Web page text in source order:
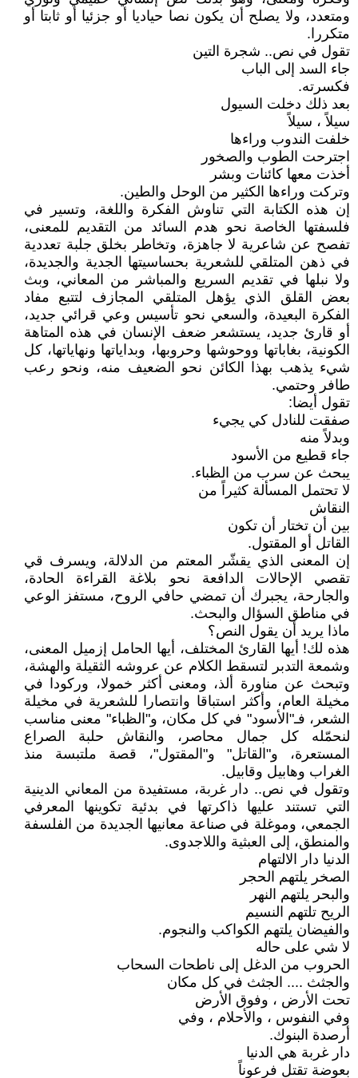
ومتعدد، ولا يصلح أن يكون نصا حياديا أو جزئيا أو ثابتا أو
متكررا.
تقول في نص.. شجرة التين
جاء السد إلى الباب
فكسرته.
بعد ذلك دخلت السيول
سيلاً ، سيلاً
خلفت الندوب وراءها
اجترحت الطوب والصخور
أخذت معها كائنات وبشر
وتركت وراءها الكثير من الوحل والطين.
إن هذه الكتابة التي تناوش الفكرة واللغة، وتسير في
فلسفتها الخاصة نحو هدم السائد من التقديم للمعنى،
تفصح عن شاعرية لا جاهزة، وتخاطر بخلق جلبة تعددية
في ذهن المتلقي للشعرية بحساسيتها الجدية والجديدة،
ولا نبلها في تقديم السريع والمباشر من المعاني، وبث
بعض القلق الذي يؤهل المتلقي المجازف لتتبع مفاد
الفكرة البعيدة، والسعي نحو تأسيس وعي قرائي جديد،
أو قارئ جديد، يستشعر ضعف الإنسان في هذه المتاهة
الكونية، بغاباتها ووحوشها وحروبها، وبداياتها ونهاياتها، كل
شيء يذهب بهذا الكائن نحو الضعيف منه، ونحو رعب
طافر وحتمي.
تقول أيضا:
صفقت للنادل كي يجيء
وبدلاً منه
جاء قطيع من الأسود
يبحث عن سرب من الظباء.
لا تحتمل المسألة كثيراً من
النقاش
بين أن تختار أن تكون
القاتل أو المقتول.
إن المعنى الذي يقشّر المعتم من الدلالة، ويسرف قي
تقصي الإحالات الدافعة نحو بلاغة القراءة الحادة،
والجارحة، يجبرك أن تمضي حافي الروح، مستفز الوعي
في مناطق السؤال والبحث.
ماذا يريد أن يقول النص؟
هذه لك! أيها القارئ المختلف، أيها الحامل إزميل المعنى،
وشمعة التدبر لتسقط الكلام عن عروشه الثقيلة والهشة،
وتبحث عن مناورة ألذ، ومعنى أكثر خمولا، وركودا في
مخيلة العام، وأكثر استباقا وانتصارا للشعرية في مخيلة
الشعر، فـ"الأسود" في كل مكان، و"الظباء" معنى مناسب
لنحمّله كل جمال محاصر، والنقاش حلبة الصراع
المستعرة، و"القاتل" و"المقتول"، قصة ملتبسة منذ
الغراب وهابيل وقابيل.
وتقول في نص.. دار غربة، مستفيدة من المعاني الدينية
التي تستند عليها ذاكرتها في بدئية تكوينها المعرفي
الجمعي، وموغلة في صناعة معانيها الجديدة من الفلسفة
والمنطق، إلى العبثية واللاجدوى.
الدنيا دار الالتهام
الصخر يلتهم الحجر
والبحر يلتهم النهر
الريح تلتهم النسيم
والفيضان يلتهم الكواكب والنجوم.
لا شي على حاله
الحروب من الدغل إلى ناطحات السحاب
والجثث .... الجثث في كل مكان
تحت الأرض ، وفوق الأرض
وفي النفوس ، والأحلام ، وفي
أرصدة البنوك.
دار غربة هي الدنيا
بعوضة تقتل فرعوناً